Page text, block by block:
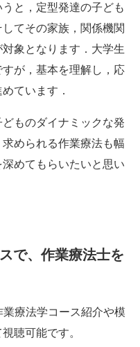
と，定型発達の子ども
てその家族，関係機関
象となります．大学生
が，基本を理解し，応
ています．
ものダイナミックな発
められる作業療法も幅
めてもらいたいと思い
で、作業療法士を
療法学コース紹介や模
聴可能です。